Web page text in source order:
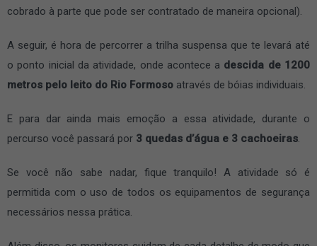
cobrado à parte que pode ser contratado de maneira opcional).
A seguir, é hora de percorrer a trilha suspensa que te levará até
o ponto inicial da atividade, onde acontece a descida de 1200
metros pelo leito do Rio Formoso através de bóias individuais.
E para dar ainda mais emoção a essa atividade, durante o
percurso você passará por 3 quedas d’água e 3 cachoeiras
Se você não sabe nadar, fique tranquilo! A atividade só é
permitida com o uso de todos os equipamentos de segurança
necessários nessa prática.